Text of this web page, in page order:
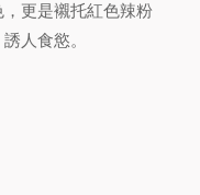
更是襯托紅色辣粉
人食慾。